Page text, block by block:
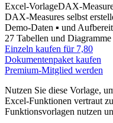
Excel-VorlageDAX-
DAX-Measures selbst
Demo-Daten ▪ und
27 Tabellen und Diagramme
Einzeln kaufen für 7,80
Dokumentenpaket kaufen
Premium-Mitglied werden
Nutzen Sie diese Vorlage,
Excel-Funktionen vertraut
Funktionsvorlagen nutzen